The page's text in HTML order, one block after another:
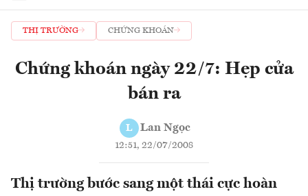
THỊ TRƯỜNG CHỨNG KHOÁN
Chứng khoán ngày 22/7: Hẹp cửa
bán ra
L Lan Ngọc
12:51, 22/07/2008
Thị trường bước sang một thái cực hoàn